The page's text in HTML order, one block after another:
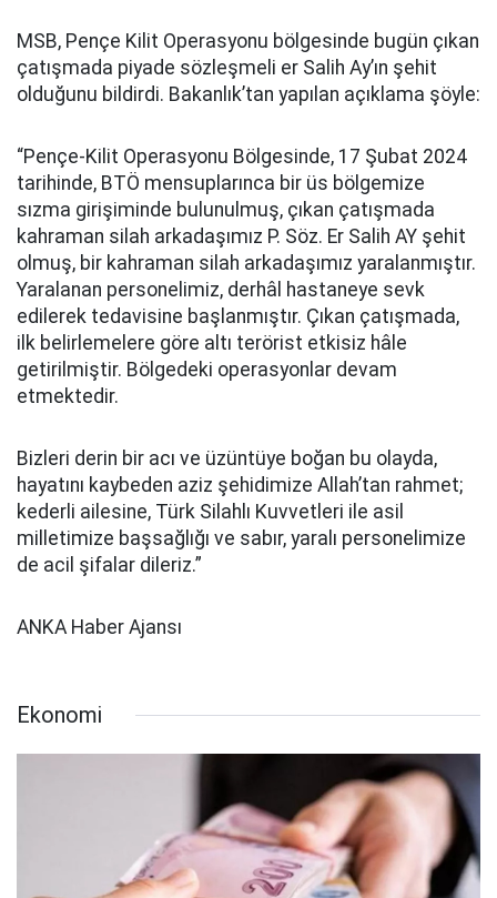
MSB, Pençe Kilit Operasyonu bölgesinde bugün çıkan
çatışmada piyade sözleşmeli er Salih Ay’ın şehit
olduğunu bildirdi. Bakanlık’tan yapılan açıklama şöyle:
“Pençe-Kilit Operasyonu Bölgesinde, 17 Şubat 2024
tarihinde, BTÖ mensuplarınca bir üs bölgemize
sızma girişiminde bulunulmuş, çıkan çatışmada
kahraman silah arkadaşımız P. Söz. Er Salih AY şehit
olmuş, bir kahraman silah arkadaşımız yaralanmıştır.
Yaralanan personelimiz, derhâl hastaneye sevk
edilerek tedavisine başlanmıştır. Çıkan çatışmada,
ilk belirlemelere göre altı terörist etkisiz hâle
getirilmiştir. Bölgedeki operasyonlar devam
etmektedir.
Bizleri derin bir acı ve üzüntüye boğan bu olayda,
hayatını kaybeden aziz şehidimize Allah’tan rahmet;
kederli ailesine, Türk Silahlı Kuvvetleri ile asil
milletimize başsağlığı ve sabır, yaralı personelimize
de acil şifalar dileriz.”
ANKA Haber Ajansı
Ekonomi